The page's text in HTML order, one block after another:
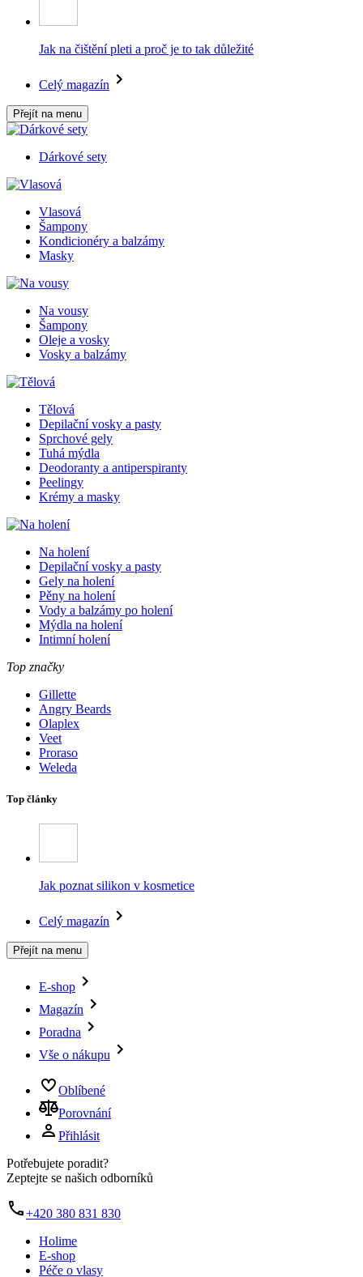
Jak na čištění pleti a proč je to tak důležité
Celý magazín
Přejít na menu
Dárkové sety
Vlasová
Šampony
Kondicionéry a balzámy
Masky
Na vousy
Šampony
Oleje a vosky
Vosky a balzámy
Tělová
Depilační vosky a pasty
Sprchové gely
Tuhá mýdla
Deodoranty a antiperspiranty
Peelingy
Krémy a masky
Na holení
Depilační vosky a pasty
Gely na holení
Pěny na holení
Vody a balzámy po holení
Mýdla na holení
Intimní holení
Top značky
Gillette
Angry Beards
Olaplex
Veet
Proraso
Weleda
Top články
Jak poznat silikon v kosmetice
Celý magazín
Přejít na menu
E-shop
Magazín
Poradna
Vše o nákupu
Oblíbené
Porovnání
Přihlásit
Potřebujete poradit?
Zeptejte se našich odborníků
+420 380 831 830
Holime
E-shop
Péče o vlasy